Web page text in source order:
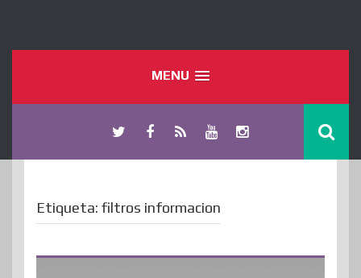
MENU
Etiqueta: filtros informacion